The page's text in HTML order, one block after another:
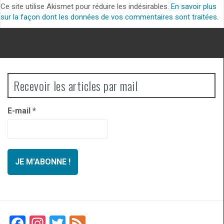
Ce site utilise Akismet pour réduire les indésirables. En savoir plus
sur la façon dont les données de vos commentaires sont traitées.
Recevoir les articles par mail
E-mail *